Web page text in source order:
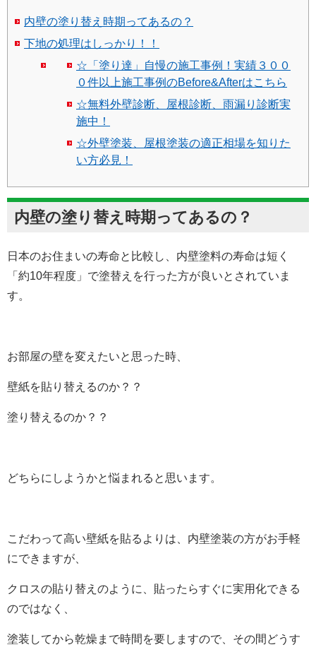
内壁の塗り替え時期ってあるの？
下地の処理はしっかり！！
☆「塗り達」自慢の施工事例！実績３００
０件以上施工事例のBefore&Afterはこちら
☆無料外壁診断、屋根診断、雨漏り診断実
施中！
☆外壁塗装、屋根塗装の適正相場を知りた
い方必見！
内壁の塗り替え時期ってあるの？
日本のお住まいの寿命と比較し、内壁塗料の寿命は短く
「約10年程度」で塗替えを行った方が良いとされていま
す。
お部屋の壁を変えたいと思った時、
壁紙を貼り替えるのか？？
塗り替えるのか？？
どちらにしようかと悩まれると思います。
こだわって高い壁紙を貼るよりは、内壁塗装の方がお手軽
にできますが、
クロスの貼り替えのように、貼ったらすぐに実用化できる
のではなく、
塗装してから乾燥まで時間を要しますので、その間どうす